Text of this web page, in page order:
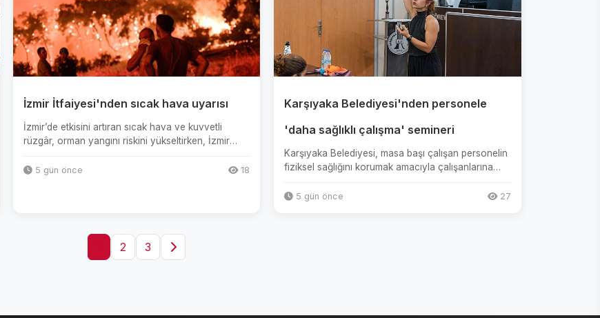
İzmir İtfaiyesi'nden sıcak hava uyarısı
İzmir’de etkisini artıran sıcak hava ve kuvvetli
rüzgâr, orman yangını riskini yükseltirken, İzmir
5 gün önce 18
Karşıyaka Belediyesi'nden personele
'daha sağlıklı çalışma' semineri
Karşıyaka Belediyesi, masa başı çalışan personelin
fiziksel sağlığını korumak amacıyla çalışanlarına
5 gün önce 27
2 3